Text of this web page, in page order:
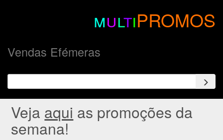
multiPROMOS
Vendas Efémeras
Veja aqui as promoções da
semana!